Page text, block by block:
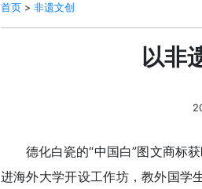
首页> 非遗文创
以非
德化白瓷的“中国白”图文商标
进海外大学开设工作坊，教外国学